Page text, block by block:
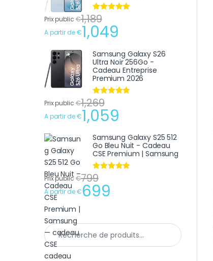
Note
sur 5
Prix public €1,189
A partir de €1,049
Samsung Galaxy S26
Ultra Noir 256Go -
Cadeau Entreprise
Premium 2026
Note
sur 5
Prix public €1,269
A partir de €1,059
Samsung Galaxy S25 512
Go Bleu Nuit - Cadeau
CSE Premium | Samsung
Note
sur 5
Prix public €799
A partir de €699
Recherche pour :